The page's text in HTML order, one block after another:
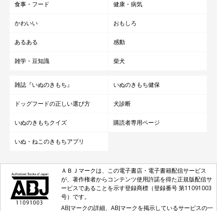
食事・フード 健康・病気
かわいい おもしろ
あるある 感動
雑学・豆知識 柴犬
雑誌『いぬのきもち』 いぬのきもち健保
ドッグフードの正しい選び方 犬診断
いぬのきもちクイズ 購読者専用ページ
いぬ・ねこのきもちアプリ
ＡＢＪマークは、この電子書店・電子書籍配信サービス
が、著作権者からコンテンツ使用許諾を得た正規版配信サ
ービスであることを示す登録商標（登録番号 第11091003
号）です。
ABJマークの詳細、ABJマークを掲示しているサービスの一